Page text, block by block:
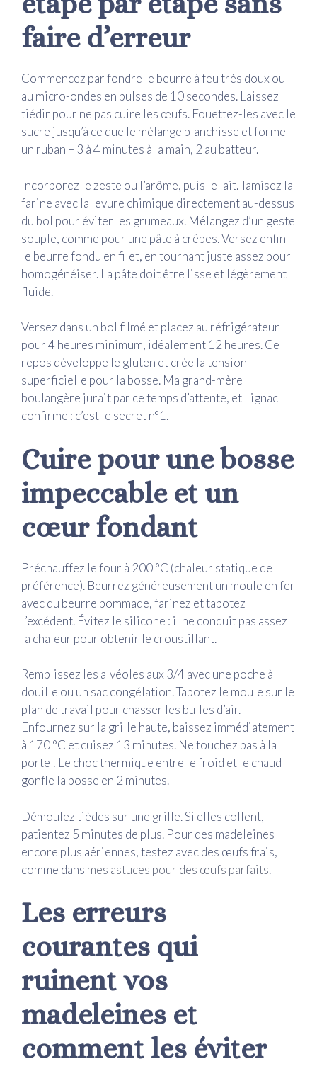
faire d’erreur
Commencez par fondre le beurre à feu très doux ou
au micro-ondes en pulses de 10 secondes. Laissez
tiédir pour ne pas cuire les œufs. Fouettez-les avec le
sucre jusqu’à ce que le mélange blanchisse et forme
un ruban – 3 à 4 minutes à la main, 2 au batteur.
Incorporez le zeste ou l’arôme, puis le lait. Tamisez la
farine avec la levure chimique directement au-dessus
du bol pour éviter les grumeaux. Mélangez d’un geste
souple, comme pour une pâte à crêpes. Versez enfin
le beurre fondu en filet, en tournant juste assez pour
homogénéiser. La pâte doit être lisse et légèrement
fluide.
Versez dans un bol filmé et placez au réfrigérateur
pour 4 heures minimum, idéalement 12 heures. Ce
repos développe le gluten et crée la tension
superficielle pour la bosse. Ma grand-mère
boulangère jurait par ce temps d’attente, et Lignac
confirme : c’est le secret n°1.
Cuire pour une bosse
impeccable et un
cœur fondant
Préchauffez le four à 200 °C (chaleur statique de
préférence). Beurrez généreusement un moule en fer
avec du beurre pommade, farinez et tapotez
l’excédent. Évitez le silicone : il ne conduit pas assez
la chaleur pour obtenir le croustillant.
Remplissez les alvéoles aux 3/4 avec une poche à
douille ou un sac congélation. Tapotez le moule sur le
plan de travail pour chasser les bulles d’air.
Enfournez sur la grille haute, baissez immédiatement
à 170 °C et cuisez 13 minutes. Ne touchez pas à la
porte ! Le choc thermique entre le froid et le chaud
gonfle la bosse en 2 minutes.
Démoulez tièdes sur une grille. Si elles collent,
patientez 5 minutes de plus. Pour des madeleines
encore plus aériennes, testez avec des œufs frais,
comme dans mes astuces pour des œufs parfaits.
Les erreurs
courantes qui
ruinent vos
madeleines et
comment les éviter